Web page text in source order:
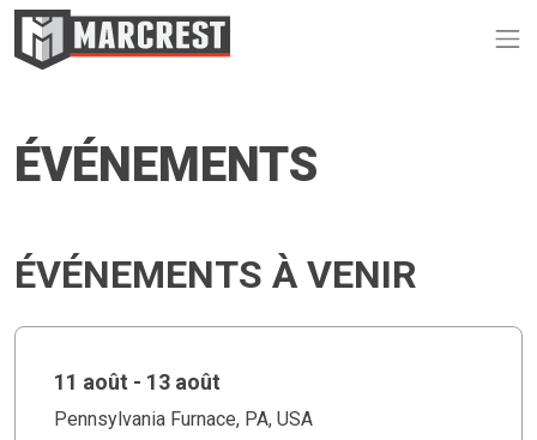
ÉVÉNEMENTS
ÉVÉNEMENTS À VENIR
11 août - 13 août
Pennsylvania Furnace, PA, USA